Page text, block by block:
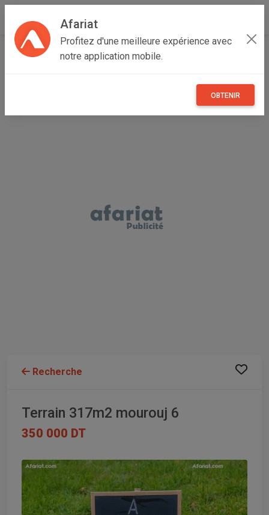
Afariat
Profitez d'une meilleure expérience avec
notre application mobile.
OBTENIR
Accueil Immobilier Grand Tunis
Recherche
Terrain 317m2 mourouj 6
350 000 DT